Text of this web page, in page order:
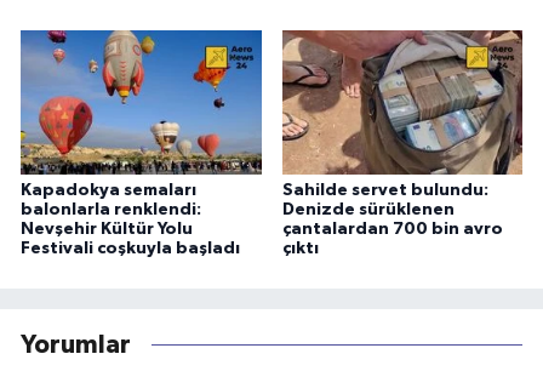
Kapadokya semaları
balonlarla renklendi:
Nevşehir Kültür Yolu
Festivali coşkuyla başladı
Sahilde servet bulundu:
Denizde sürüklenen
çantalardan 700 bin avro
çıktı
Yorumlar